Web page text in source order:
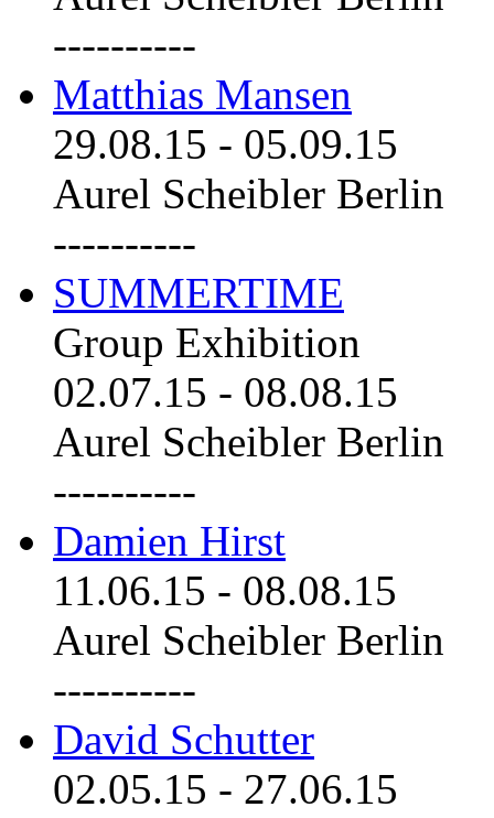
----------
Matthias Mansen
29.08.15 - 05.09.15
Aurel Scheibler Berlin
----------
SUMMERTIME
Group Exhibition
02.07.15 - 08.08.15
Aurel Scheibler Berlin
----------
Damien Hirst
11.06.15 - 08.08.15
Aurel Scheibler Berlin
----------
David Schutter
02.05.15 - 27.06.15